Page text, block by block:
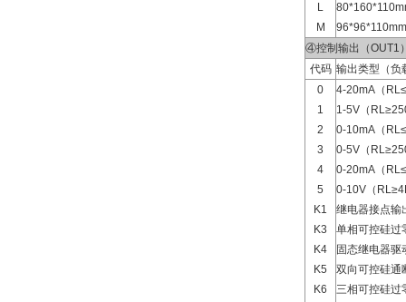
L
M
④控制输出（OUT1
代码 输出类型（负
0
1
2
3
4
5
K1
K3
K4
K5
K6
4-20mA（
1-5V（
0-10mA（
0-5V（
0-20mA（
0-10V（
继电器接点输
单相可控硅过
固态继电器驱
双向可控硅通
三相可控硅过